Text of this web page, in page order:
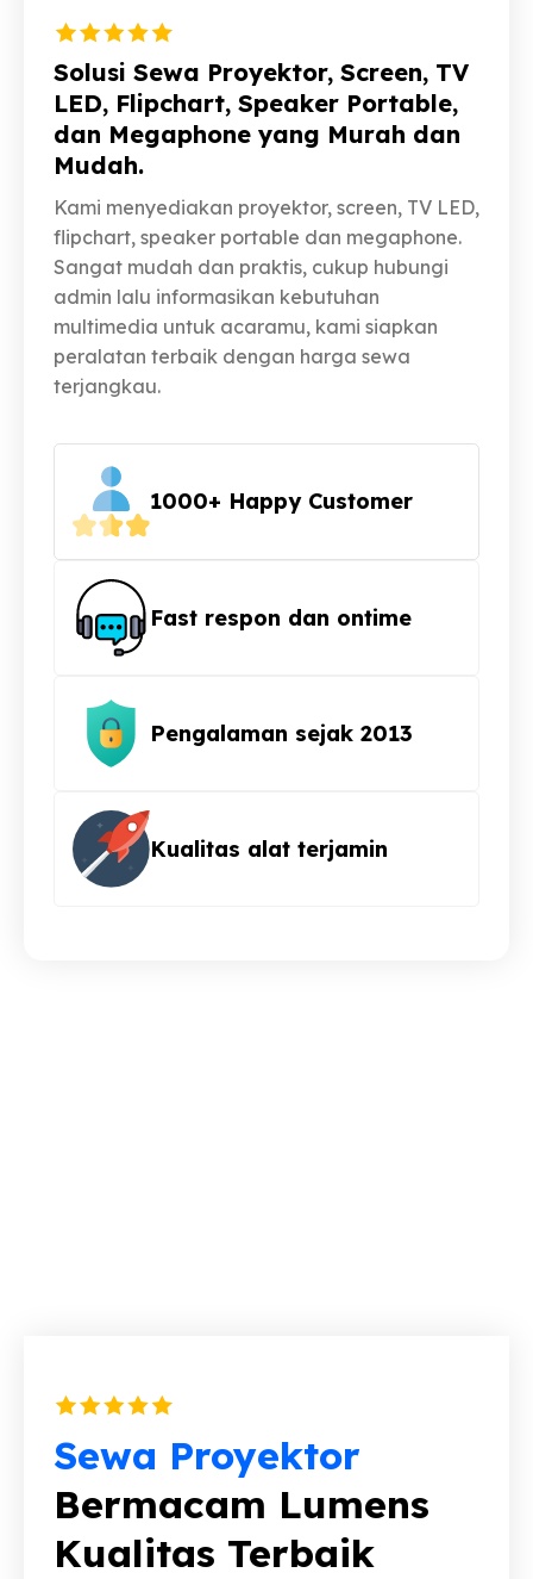
Solusi Sewa Proyektor, Screen, TV
LED, Flipchart, Speaker Portable,
dan Megaphone yang Murah dan
Mudah.
Kami menyediakan proyektor, screen, TV LED,
flipchart, speaker portable dan megaphone.
Sangat mudah dan praktis, cukup hubungi
admin lalu informasikan kebutuhan
multimedia untuk acaramu, kami siapkan
peralatan terbaik dengan harga sewa
terjangkau.
1000+ Happy Customer
Fast respon dan ontime
Pengalaman sejak 2013
Kualitas alat terjamin
Sewa Proyektor
Bermacam Lumens
Kualitas Terbaik